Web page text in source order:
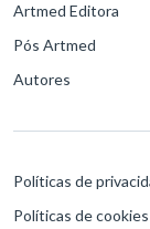
Artmed Editora
Pós Artmed
Autores
Políticas de
Políticas de cookies